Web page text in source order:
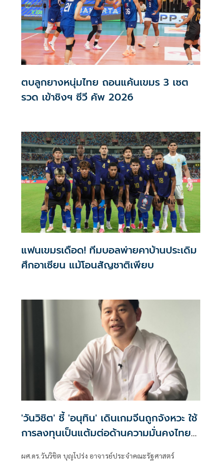
ตบลูกยางหนุ่มไทย ถอนแค้นเขมร 3 เซต
รวด เข้าชิงฯ ซีวี คัพ 2026
แฟนเขมรเดือด! ทีมบอลพ่ายคาบ้านประเดิม
ศึกอาเซียน แม้โอนสัญชาติเพียบ
'วันวิชิต' ชี้ 'อนุทิน' เดินเกมจีนถูกจังหวะ ใช้
การลงทุนเป็นแต้มต่อด้านความมั่นคงไทย
ผศ.ดร.วันวิชิต บุญโปร่ง อาจารย์ประจำคณะรัฐศาสตร์